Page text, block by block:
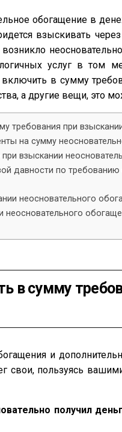
обогащение в
взыскивать
возникло
услуг в том
в сумму
а другие вещи, это
требования при
на сумму
взыскании
давности по
неосновательного
неосновательного
в сумму
и
свои, пользуясь
получил